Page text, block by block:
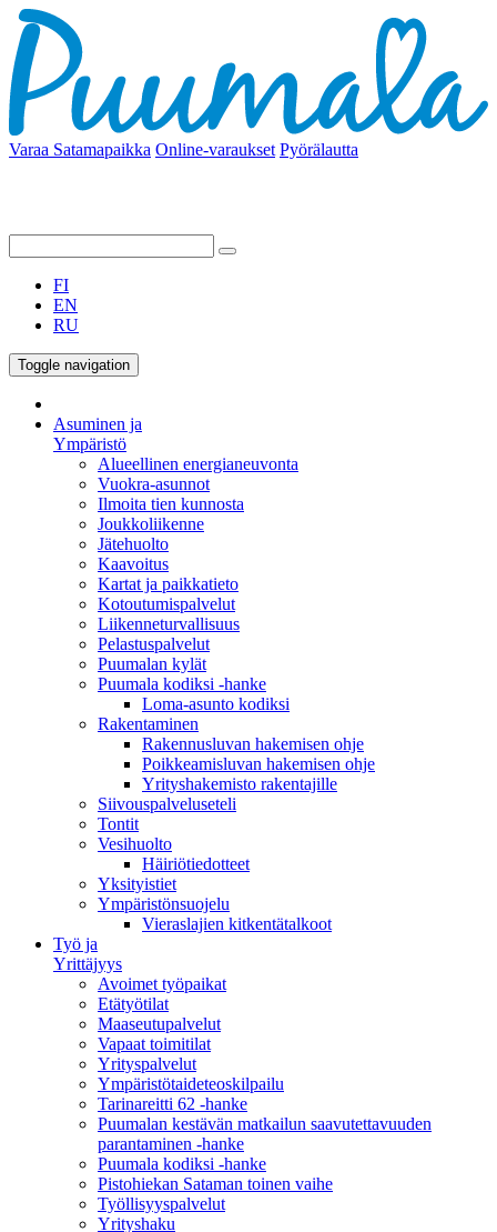
Varaa Satamapaikka Online-varaukset Pyörälautta
FI
EN
RU
Toggle navigation
Asuminen ja
Ympäristö
Alueellinen energianeuvonta
Vuokra-asunnot
Ilmoita tien kunnosta
Joukkoliikenne
Jätehuolto
Kaavoitus
Kartat ja paikkatieto
Kotoutumispalvelut
Liikenneturvallisuus
Pelastuspalvelut
Puumalan kylät
Puumala kodiksi -hanke
Loma-asunto kodiksi
Rakentaminen
Rakennusluvan hakemisen ohje
Poikkeamisluvan hakemisen ohje
Yrityshakemisto rakentajille
Siivouspalveluseteli
Tontit
Vesihuolto
Häiriötiedotteet
Yksityistiet
Ympäristönsuojelu
Vieraslajien kitkentätalkoot
Työ ja
Yrittäjyys
Avoimet työpaikat
Etätyötilat
Maaseutupalvelut
Vapaat toimitilat
Yrityspalvelut
Ympäristötaideteoskilpailu
Tarinareitti 62 -hanke
Puumalan kestävän matkailun saavutettavuuden
parantaminen -hanke
Puumala kodiksi -hanke
Pistohiekan Sataman toinen vaihe
Työllisyyspalvelut
Yrityshaku